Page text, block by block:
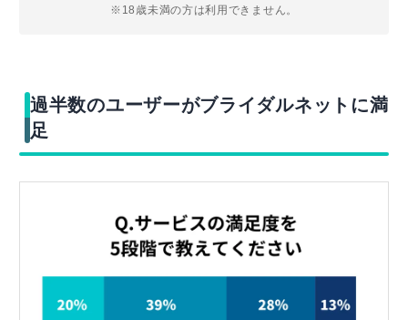
※18歳未満の方は利用できません。
過半数のユーザーがブライダルネットに満
足